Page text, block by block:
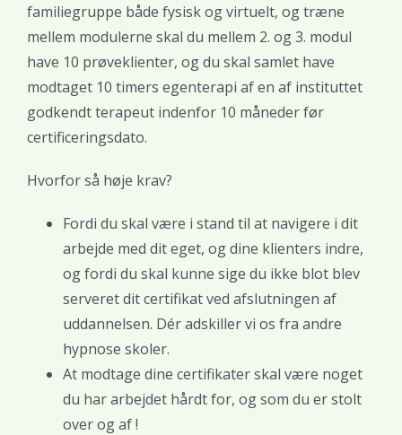
familiegruppe både fysisk og virtuelt, og træne
mellem modulerne skal du mellem 2. og 3. modul
have 10 prøveklienter, og du skal samlet have
modtaget 10 timers egenterapi af en af instituttet
godkendt terapeut indenfor 10 måneder før
certificeringsdato.
Hvorfor så høje krav?
Fordi du skal være i stand til at navigere i dit
arbejde med dit eget, og dine klienters indre,
og fordi du skal kunne sige du ikke blot blev
serveret dit certifikat ved afslutningen af
uddannelsen. Dér adskiller vi os fra andre
hypnose skoler.
At modtage dine certifikater skal være noget
du har arbejdet hårdt for, og som du er stolt
over og af !